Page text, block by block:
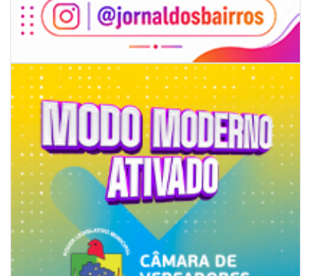
06/08/2026 | 07:00
Camboriú: exposição de arte transforma o Paço Municipal em um espaço
CAMBORIÚ